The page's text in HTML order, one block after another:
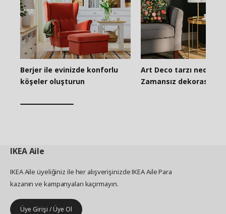
Berjer ile evinizde konforlu
köşeler oluşturun
Art Deco tarzı nedir?
Zamansız dekorasyon
IKEAAile
IKEA Aile üyeliğiniz ile her alışverişinizde IKEA Aile Para
kazanın ve kampanyaları kaçırmayın.
Üye Girişi / Üye Ol